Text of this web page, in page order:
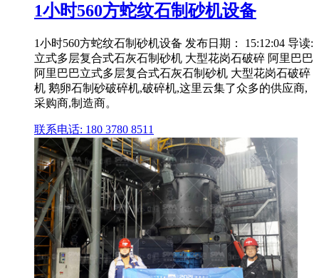
1小时560方蛇纹石制砂机设备
1小时560方蛇纹石制砂机设备 发布日期： 15:12:04 导读:
立式多层复合式石灰石制砂机 大型花岗石破碎 阿里巴巴
阿里巴巴立式多层复合式石灰石制砂机 大型花岗石破碎
机 鹅卵石制砂破碎机,破碎机,这里云集了众多的供应商,
采购商,制造商。
联系电话: 180 3780 8511